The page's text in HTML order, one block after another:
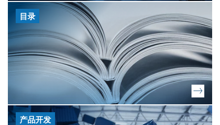
目录
产品开发